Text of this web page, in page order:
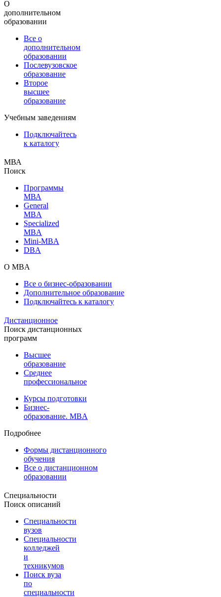
О
дополнительном
образовании
Все о
дополнительном
образовании
Послевузовское
образование
Второе
высшее
образование
Учебным заведениям
Подключайтесь
к каталогу
МВА
Поиск
Программы
МВА
General
MBA
Specialized
MBA
Mini-MBA
DBA
О MBA
Все о бизнес-образовании
Дополнительное образование
Подключайтесь к каталогу
Дистанционное
Поиск дистанционных
программ
Высшее
образование
Среднее
профессиональное
Курсы подготовки
Бизнес-
образование. MBA
Подробнее
Формы дистанционного
обучения
Все о дистанционном
образовании
Специальности
Поиск описаний
Специальности
вузов
Специальности
колледжей
и
техникумов
Поиск вуза
по
специальности